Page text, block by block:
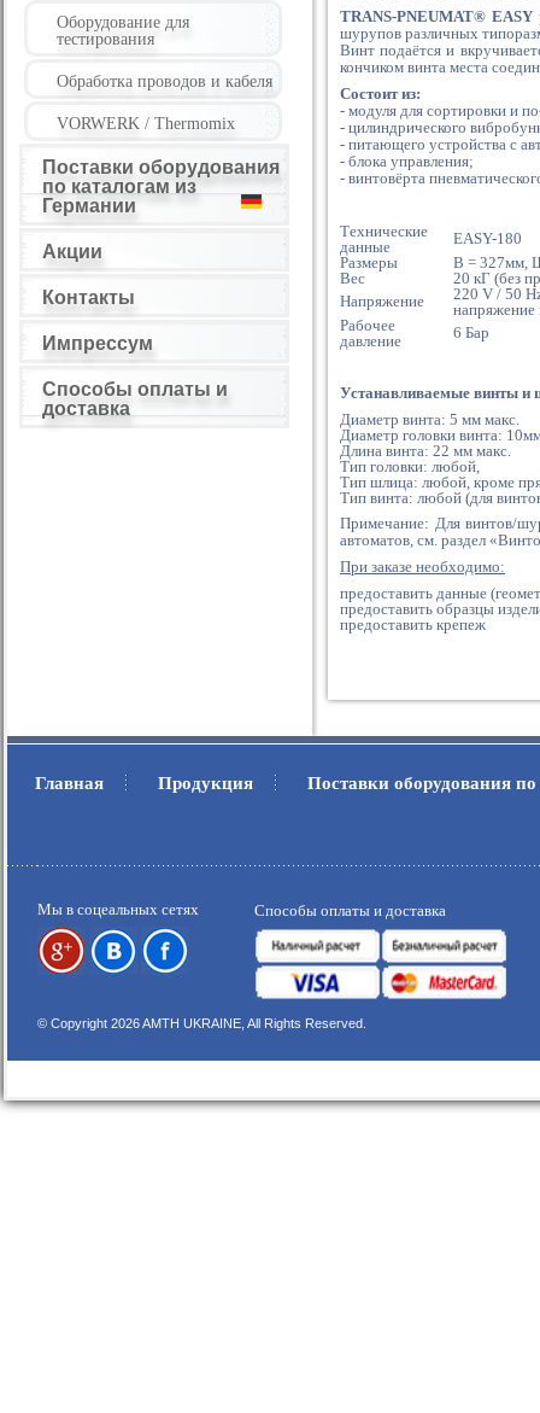
Оборудование для
тестирования
Обработка проводов и кабеля
VORWERK / Thermomix
Поставки оборудования
по каталогам из
Германии
Акции
Контакты
Импрессум
Способы оплаты и
доставка
TRANS-PNEUMAT® EASY
шурупов различных
Винт подаётся и
кончиком винта места
Состоит из:
- модуля для сортировки и
- цилиндрического
- питающего устройства с
- блока управления;
- винтовёрта
Технические
данные
EASY-180
Размеры
В = 327мм,
Вес
20 кГ (без
Напряжение
220 V / 50
напряжение
Рабочее
давление
6 Бар
Устанавливаемые винты и
Диаметр винта: 5 мм макс.
Диаметр головки винта:
Длина винта: 22 мм макс.
Тип головки: любой,
Тип шлица: любой, кроме
Тип винта: любой (для
Примечание: Для винтов/
автоматов, см. раздел
При заказе необходимо:
предоставить данные
предоставить образцы
предоставить крепеж
Главная . Продукция . Поставки оборудования
Мы в соцеальных сетях Способы оплаты и доставка
© Copyright 2026 AMTH UKRAINE, All Rights Reserved.